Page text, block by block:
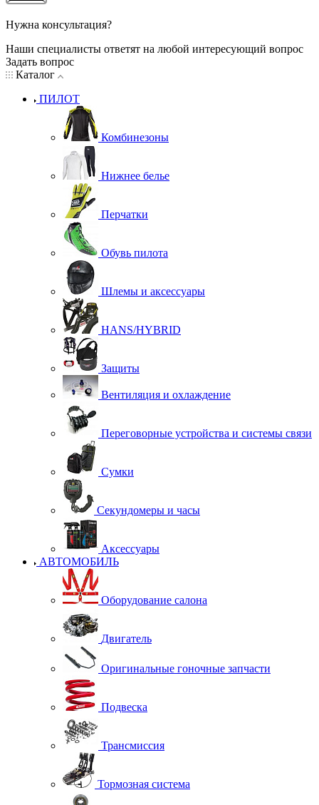
Нужна консультация?
Наши специалисты ответят на любой интересующий вопрос
Задать вопрос
Каталог
ПИЛОТ
Комбинезоны
Нижнее белье
Перчатки
Обувь пилота
Шлемы и аксессуары
HANS/HYBRID
Защиты
Вентиляция и охлаждение
Переговорные устройства и системы связи
Сумки
Секундомеры и часы
Аксессуары
АВТОМОБИЛЬ
Оборудование салона
Двигатель
Оригинальные гоночные запчасти
Подвеска
Трансмиссия
Тормозная система